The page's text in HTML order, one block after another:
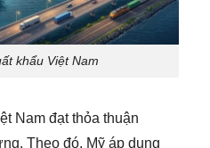
khẩu Việt Nam
Nam đạt thỏa thuận
Theo đó, Mỹ áp dụng